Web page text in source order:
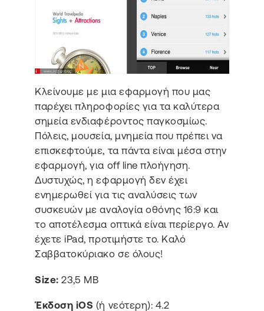
Κλείνουμε με μια εφαρμογή που μας
παρέχει πληροφορίες για τα καλύτερα
σημεία ενδιαφέροντος παγκοσμίως.
Πόλεις, μουσεία, μνημεία που πρέπει να
επισκεφτούμε, τα πάντα είναι μέσα στην
εφαρμογή, για off line πλοήγηση.
Δυστυχώς, η εφαρμογή δεν έχει
ενημερωθεί για τις αναλύσεις των
συσκευών με αναλογία οθόνης 16:9 και
το αποτέλεσμα οπτικά είναι περίεργο. Αν
έχετε iPad, προτιμήστε το. Καλό
Σαββατοκύριακο σε όλους!
Size: 23,5 MB
Έκδοση iOS (ή νεότερη): 4.2